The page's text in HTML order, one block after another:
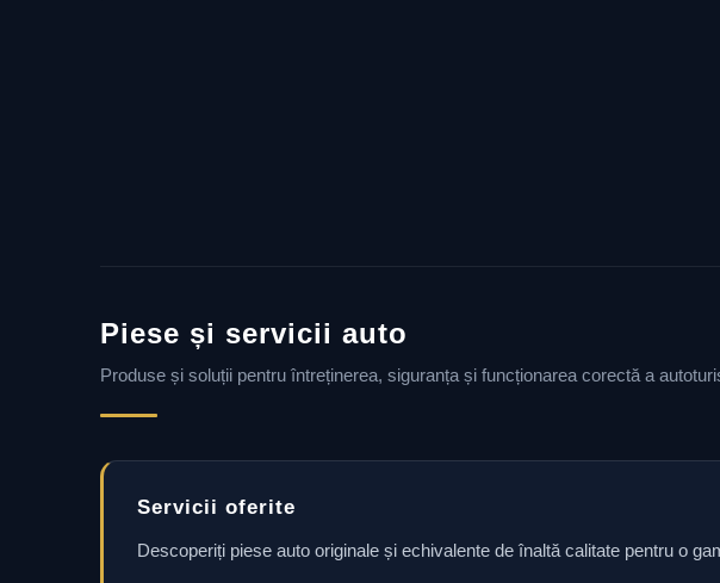
Piese și servicii auto
Produse și soluții pentru întreținerea, siguranța și funcționarea corectă a
Servicii oferite
Descoperiți piese auto originale și echivalente de înaltă calitate pentru o